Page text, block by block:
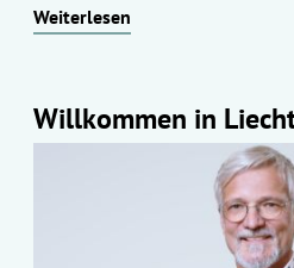
Weiterlesen
Willkommen in